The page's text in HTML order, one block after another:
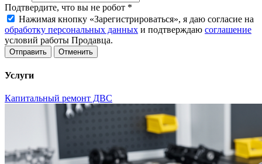
Подтвердите, что вы не робот *
Нажимая кнопку «Зарегистрироваться», я даю согласие на
обработку персональных данных и подтверждаю соглашение
условий работы Продавца.
Отменить
Услуги
Капитальный ремонт ДВС